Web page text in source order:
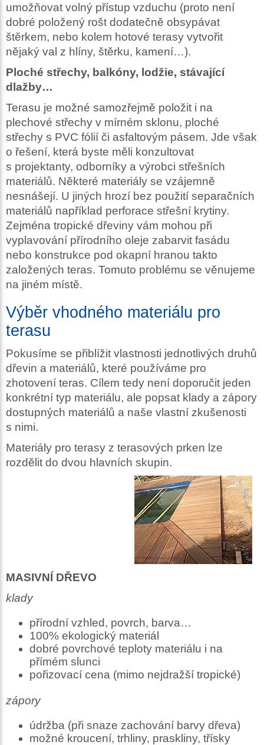
umožňovat volný přístup vzduchu (proto není
dobré položený rošt dodatečně obsypávat
štěrkem, nebo kolem hotové terasy vytvořit
nějaký val z hlíny, štěrku, kamení…).
Ploché střechy, balkóny, lodžie, stávající
dlažby…
Terasu je možné samozřejmě položit i na
plechové střechy v mírném sklonu, ploché
střechy s PVC fólií či asfaltovým pásem. Jde však
o řešení, která byste měli konzultovat
s projektanty, odborníky a výrobci střešních
materiálů. Některé materiály se vzájemně
nesnášejí. U jiných hrozí bez použití separačních
materiálů například perforace střešní krytiny.
Zejména tropické dřeviny vám mohou při
vyplavování přírodního oleje zabarvit fasádu
nebo konstrukce pod okapní hranou takto
založených teras. Tomuto problému se věnujeme
na jiném místě.
Výběr vhodného materiálu pro
terasu
Pokusíme se přiblížit vlastnosti jednotlivých druhů
dřevin a materiálů, které používáme pro
zhotovení teras. Cílem tedy není doporučit jeden
konkrétní typ materiálu, ale popsat klady a zápory
dostupných materiálů a naše vlastní zkušenosti
s nimi.
Materiály pro terasy z terasových prken lze
rozdělit do dvou hlavních skupin.
MASIVNÍ DŘEVO
klady
přírodní vzhled, povrch, barva…
100% ekologický materiál
dobré povrchové teploty materiálu i na
přímém slunci
pořizovací cena (mimo nejdražší tropické)
zápory
údržba (při snaze zachování barvy dřeva)
možné kroucení, trhliny, praskliny, třísky